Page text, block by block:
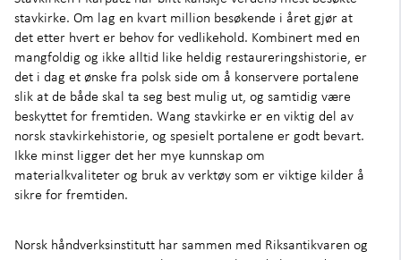
stavkirke. Om lag en kvart million besøkende i året gjør at
det etter hvert er behov for vedlikehold. Kombinert med en
mangfoldig og ikke alltid like heldig restaureringshistorie, er
det i dag et ønske fra polsk side om å konservere portalene
slik at de både skal ta seg best mulig ut, og samtidig være
beskyttet for fremtiden. Wang stavkirke er en viktig del av
norsk stavkirkehistorie, og spesielt portalene er godt bevart.
Ikke minst ligger det her mye kunnskap om
materialkvaliteter og bruk av verktøy som er viktige kilder å
sikre for fremtiden.
Norsk håndverksinstitutt har sammen med Riksantikvaren og